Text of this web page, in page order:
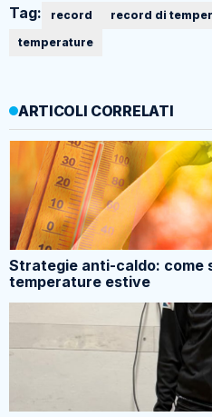
Tag: record record di
temperature
ARTICOLI CORRELATI
Strategie anti-caldo: come
temperature estive